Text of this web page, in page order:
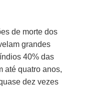
de morte dos
grandes
40% das
até quatro anos,
dez vezes